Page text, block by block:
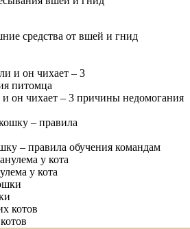
средства от вшей и гнид
он чихает – 3 причины недомогания
– правила обучения командам
у кота